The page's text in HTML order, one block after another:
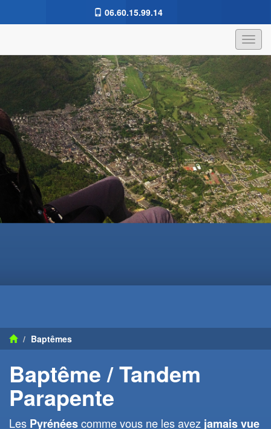
06.60.15.99.14
Baptêmes
Baptême / Tandem
Parapente
Les Pyrénéescomme vous ne les avez jamais vue